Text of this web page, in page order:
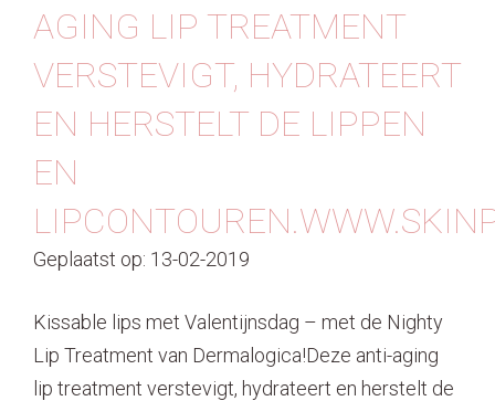
Contact
AGING LIP TREATMENT
VERSTEVIGT, HYDRATEERT
EN HERSTELT DE LIPPEN
EN
Geplaatst op: 13-02-2019
Kissable lips met Valentijnsdag – met de Nighty
Lip Treatment van Dermalogica!Deze anti-aging
lip treatment verstevigt, hydrateert en herstelt de